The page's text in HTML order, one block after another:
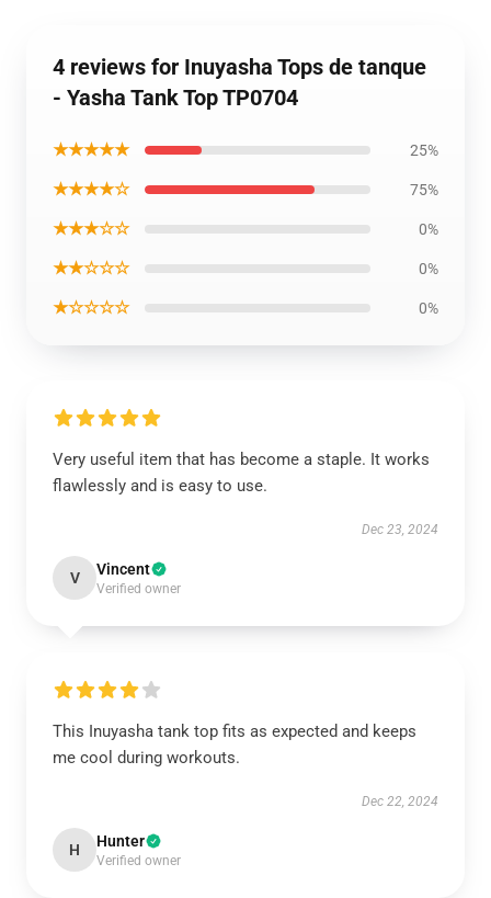
4 reviews for Inuyasha Tops de tanque
- Yasha Tank Top TP0704
★★★★★ 25%
★★★★☆ 75%
★★★☆☆ 0%
★★☆☆☆ 0%
★☆☆☆☆ 0%
Very useful item that has become a staple. It works
flawlessly and is easy to use.
Dec 23, 2024
V Vincent
Verified owner
This Inuyasha tank top fits as expected and keeps
me cool during workouts.
Dec 22, 2024
H Hunter
Verified owner